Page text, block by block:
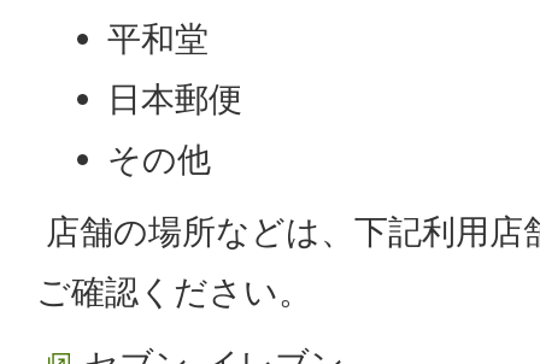
平和堂
日本郵便
その他
店舗の場所などは、下記利用
ご確認ください。